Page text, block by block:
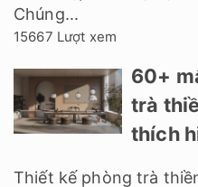
Chúng...
15667 Lượt xem
60+
trà
thích
Thiết kế phòng trà